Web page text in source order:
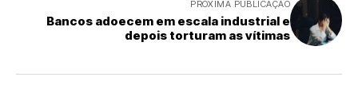
PRÓXIMA PUBLICAÇÃO
Bancos adoecem em escala industrial e
depois torturam as vítimas